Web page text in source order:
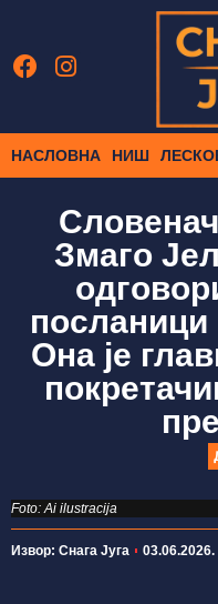
НАСЛОВНА НИШ
Змаго
посланици
Она је
Foto: Ai ilustracija
Извор: Снага Југа 03.06.2026.